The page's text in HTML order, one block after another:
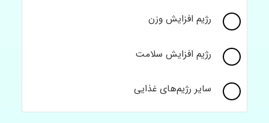
رژیم افزایش وزن
رژیم افزایش سلامت
سایر رژیم‌های غذایی